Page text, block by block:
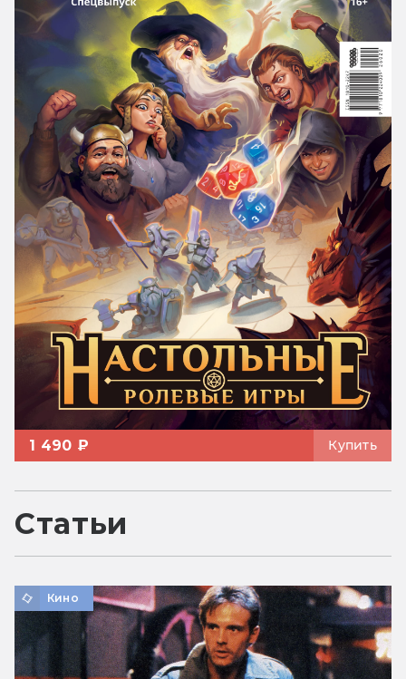
1 490 ₽ Купить
Статьи
Кино